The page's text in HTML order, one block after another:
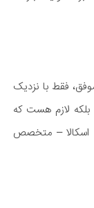
فقط با نزدیک
لازم هست که
اسکالا – متخصص